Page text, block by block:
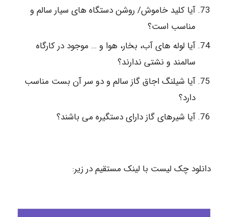
آیا کلید خاموش/ روشن دستگاه های سیار سالم و
مناسب است؟
آیا لوله های آب، بخار، هوا و … موجود در کارگاه
سالمند و نشتی ندارند؟
آیا شیلنگ اجاق گاز سالم و دو سر آن بست مناسب
دارد؟
آیا شیرهای گاز دارای دستگیره می باشند؟
دانلود چک لیست با لینک مستقیم در زیر: